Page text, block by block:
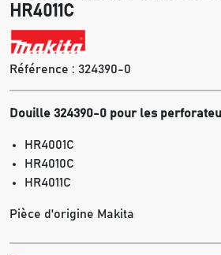
HR4011C
Référence : 324390-0
Douille 324390-0 pour les
HR4001C
HR4010C
HR4011C
Pièce d'origine Makita